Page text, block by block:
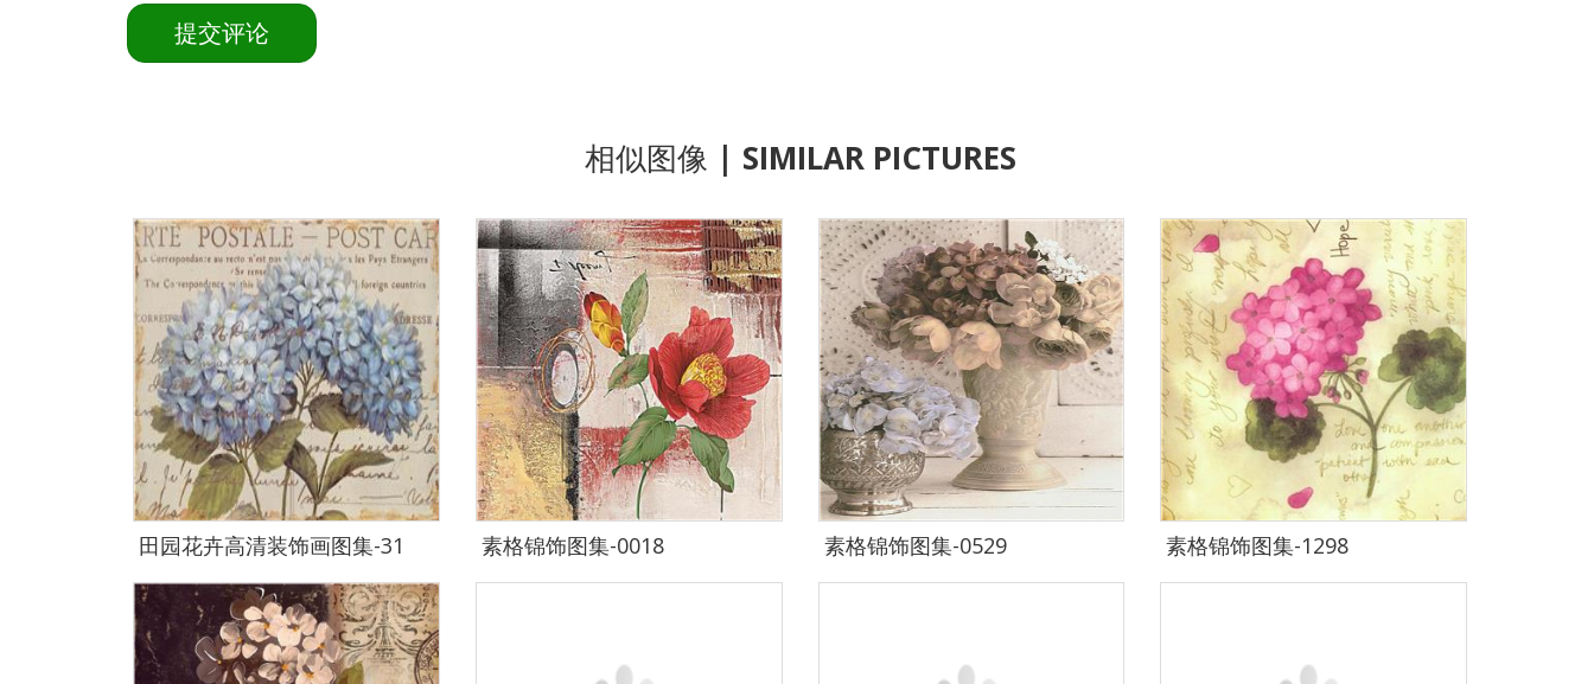
相似图像 | SIMILAR PICTURES
田园花卉高清装饰画图集-31 素格锦饰图集-0018 素格锦饰图集-0529 素格锦饰图集-1298